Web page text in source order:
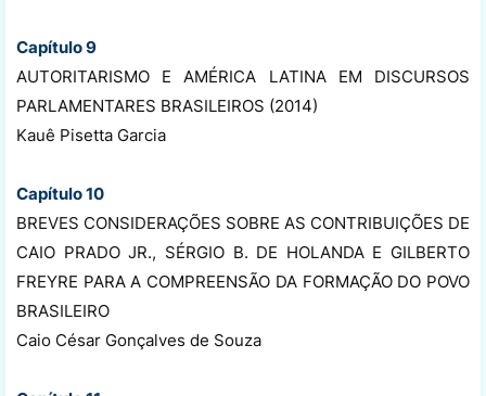
Capítulo 9
AUTORITARISMO E AMÉRICA LATINA EM DISCURSOS
PARLAMENTARES BRASILEIROS (2014)
Kauê Pisetta Garcia
Capítulo 10
BREVES CONSIDERAÇÕES SOBRE AS CONTRIBUIÇÕES DE
CAIO PRADO JR., SÉRGIO B. DE HOLANDA E GILBERTO
FREYRE PARA A COMPREENSÃO DA FORMAÇÃO DO POVO
BRASILEIRO
Caio César Gonçalves de Souza